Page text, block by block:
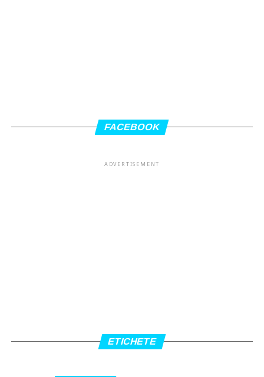
FACEBOOK
ADVERTISEMENT
ETICHETE